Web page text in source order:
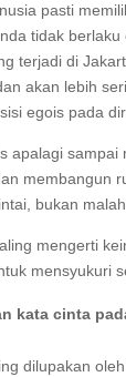
pasti
tidak
terjadi di
akan lebih
egois pada
apalagi
membangun
bukan
mengerti
mensyukuri
kata cinta
dilupakan